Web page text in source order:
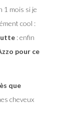
1 mois si je
cool :
: enfin
pour ce
que
cheveux